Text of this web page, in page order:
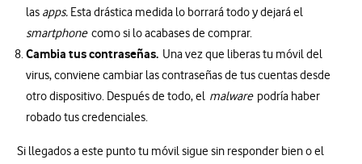
las apps. Esta drástica medida lo borrará todo y dejará el
smartphonecomo si lo acabases de comprar.
Cambia tus contraseñas. Una vez que liberas tu móvil del
virus, conviene cambiar las contraseñas de tus cuentas desde
otro dispositivo. Después de todo, el malwarepodría haber
robado tus credenciales.
Si llegados a este punto tu móvil sigue sin responder bien o el